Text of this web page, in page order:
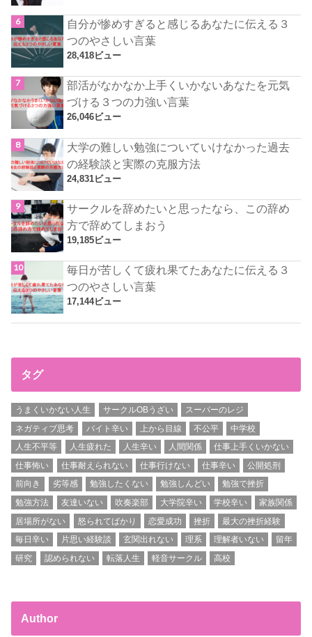
自分が惨めすぎると感じるあなたに伝える３
つのやさしい言葉
28,418ビュー
部活がなかなか上手くいかないあなたを元気
づける３つの力強い言葉
26,046ビュー
大学の難しい勉強についていけなかった過去
の経験談と実際の克服方法
24,831ビュー
サークルを辞めたいと思ったなら、この辞め
方で辞めてしまおう
19,185ビュー
毎日が苦しくて疲れ果てたあなたに伝える３
つのやさしい言葉
17,144ビュー
タグ
うまくいかない人生 サークルOBうざい
スーパーのレジ
ネガティブ思考
バイト辛い 上から目線 不公平
中学校
人生不平等
人生疲れた 人生辛い 人間関係
仕事上手くいかない
仕事怖い
仕事耐えられない 仕事行けない 仕事辛い
公開処刑
前向き
劣等感 勉強したくない 勉強しんどい
勉強で挫折
勉強方法
友達いない 吹奏楽部 大学院辛い 学校辛い
家族関係
居場所がない
怒られてばかり 恋愛成功 挫折
最大の挫折経験
毎日辛い
片思い経験談 玄関出れない 理系 理解者いない
留年
研究
認められない 転落人生 軽音サークル 高校
Author